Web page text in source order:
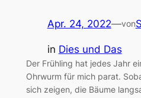
Apr. 24, 2022—von
in Dies und Das
Der Frühling hat jedes Jahr
Ohrwurm für mich parat.
sich zeigen, die Bäume